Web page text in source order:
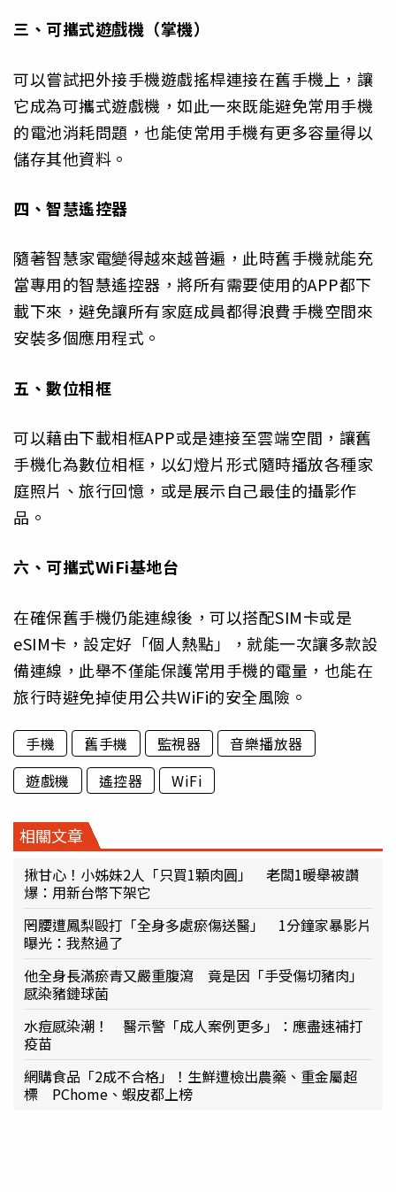
三、可攜式遊戲機（掌機）
可以嘗試把外接手機遊戲搖桿連接在舊手機上，讓
它成為可攜式遊戲機，如此一來既能避免常用手機
的電池消耗問題，也能使常用手機有更多容量得以
儲存其他資料。
四、智慧遙控器
隨著智慧家電變得越來越普遍，此時舊手機就能充
當專用的智慧遙控器，將所有需要使用的APP都下
載下來，避免讓所有家庭成員都得浪費手機空間來
安裝多個應用程式。
五、數位相框
可以藉由下載相框APP或是連接至雲端空間，讓舊
手機化為數位相框，以幻燈片形式隨時播放各種家
庭照片、旅行回憶，或是展示自己最佳的攝影作
品。
六、可攜式WiFi基地台
在確保舊手機仍能連線後，可以搭配SIM卡或是
eSIM卡，設定好「個人熱點」，就能一次讓多款設
備連線，此舉不僅能保護常用手機的電量，也能在
旅行時避免掉使用公共WiFi的安全風險。
手機 舊手機 監視器
音樂播放器
遊戲機
遙控器 WiFi
相關文章
揪甘心！小姊妹2人「只買1顆肉圓」 老闆1暖舉被讚
爆：用新台幣下架它
罔腰遭鳳梨毆打「全身多處瘀傷送醫」 1分鐘家暴影片
曝光：我熬過了
他全身長滿瘀青又嚴重腹瀉 竟是因「手受傷切豬肉」
感染豬鏈球菌
水痘感染潮！ 醫示警「成人案例更多」：應盡速補打
疫苗
網購食品「2成不合格」！生鮮遭檢出農藥、重金屬超
標 PChome、蝦皮都上榜